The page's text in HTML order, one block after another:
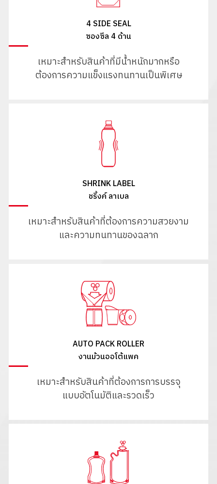
4 SIDE SEAL
ซองซีล 4 ด้าน
เหมาะสำหรับสินค้าที่มีน้ำหนักมากหรือ
ต้องการความแข็งแรงทนทานเป็นพิเศษ
SHRINK LABEL
ชริ้งค์ ลาเบล
เหมาะสำหรับสินค้าที่ต้องการความสวยงาม
และความทนทานของฉลาก
AUTO PACK ROLLER
งานม้วนออโต้แพค
เหมาะสำหรับสินค้าที่ต้องการการบรรจุ
แบบอัตโนมัติและรวดเร็ว